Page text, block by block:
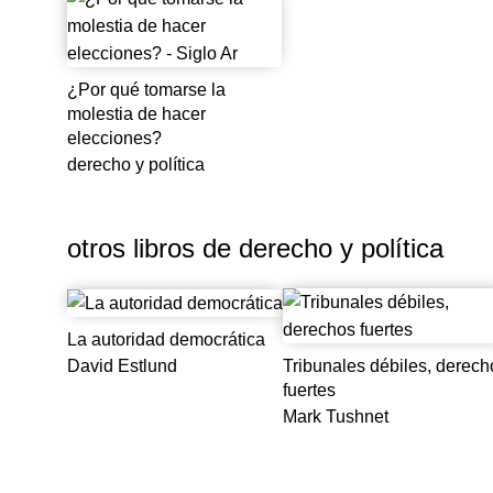
¿Por qué tomarse la
molestia de hacer
elecciones?
derecho y política
otros libros de derecho y política
La autoridad democrática
David Estlund
Tribunales débiles,
fuertes
Mark Tushnet